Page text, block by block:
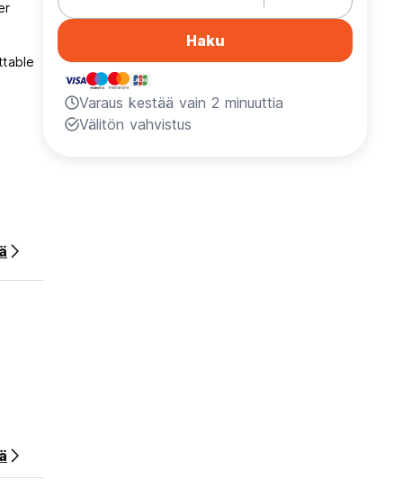
Haku
Varaus kestää vain 2 minuuttia
Välitön vahvistus